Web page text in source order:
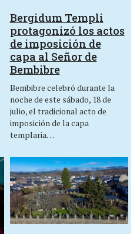
Bergidum Templi
protagonizó los actos
de imposición de
capa al Señor de
Bembibre
Bembibre celebró durante la
noche de este sábado, 18 de
julio, el tradicional acto de
imposición de la capa
templaria…